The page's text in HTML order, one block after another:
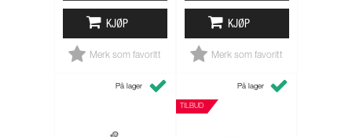
KJØP
Merk som favoritt
KJØP
Merk som favoritt
På lager
TILBUD
På lager